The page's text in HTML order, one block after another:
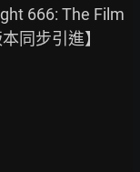
666: The Film